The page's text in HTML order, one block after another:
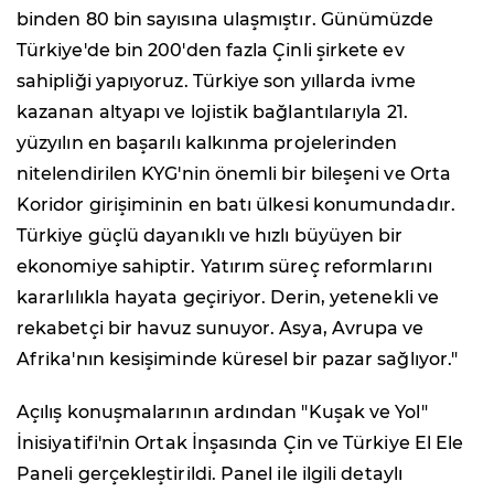
binden 80 bin sayısına ulaşmıştır. Günümüzde
Türkiye'de bin 200'den fazla Çinli şirkete ev
sahipliği yapıyoruz. Türkiye son yıllarda ivme
kazanan altyapı ve lojistik bağlantılarıyla 21.
yüzyılın en başarılı kalkınma projelerinden
nitelendirilen KYG'nin önemli bir bileşeni ve Orta
Koridor girişiminin en batı ülkesi konumundadır.
Türkiye güçlü dayanıklı ve hızlı büyüyen bir
ekonomiye sahiptir. Yatırım süreç reformlarını
kararlılıkla hayata geçiriyor. Derin, yetenekli ve
rekabetçi bir havuz sunuyor. Asya, Avrupa ve
Afrika'nın kesişiminde küresel bir pazar sağlıyor."
Açılış konuşmalarının ardından "Kuşak ve Yol"
İnisiyatifi'nin Ortak İnşasında Çin ve Türkiye El Ele
Paneli gerçekleştirildi. Panel ile ilgili detaylı